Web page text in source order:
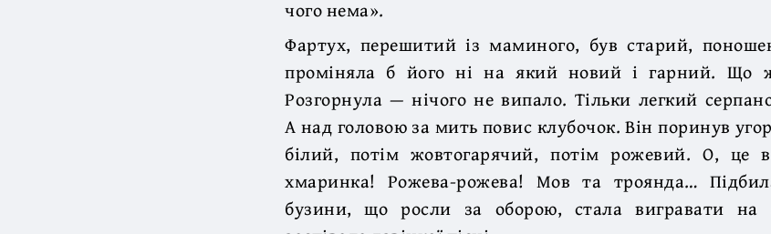
чого нема».
Фартух, перешитий із маминого, був старий,
проміняла б його ні на який новий і гарний. Що
Розгорнула — нічого не випало. Тільки легкий
А над головою за мить повис клубочок. Він поринув
білий, потім жовтогарячий, потім рожевий. О, це
хмаринка! Рожева-рожева! Мов та троянда…
бузини, що росли за оборою, стала вигравати на